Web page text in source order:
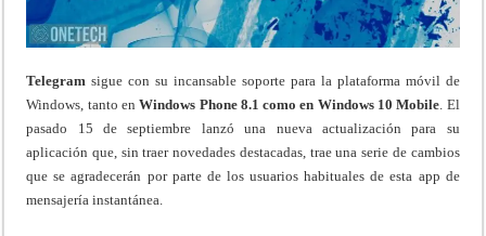
Telegram sigue con su incansable soporte para la plataforma móvil de
Windows, tanto enWindows Phone 8.1 como en Windows 10 Mobile. El
pasado 15 de septiembre lanzó una nueva actualización para su
aplicación que, sin traer novedades destacadas, trae una serie de cambios
que se agradecerán por parte de los usuarios habituales de esta app de
mensajería instantánea.